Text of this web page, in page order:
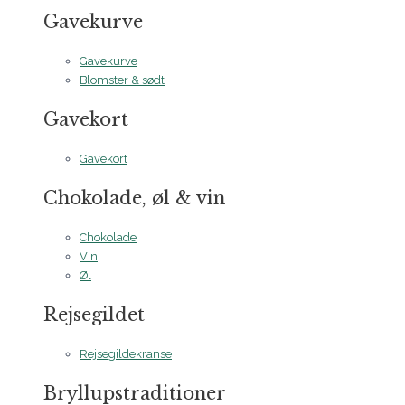
Gavekurve
Gavekurve
Blomster & sødt
Gavekort
Gavekort
Chokolade, øl & vin
Chokolade
Vin
Øl
Rejsegildet
Rejsegildekranse
Bryllupstraditioner